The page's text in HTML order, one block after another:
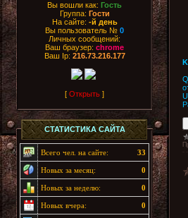
Вы вошли как: Гость
Группа: Гости
На сайте: -й день
Вы пользователь № 0
Личных сообщений:
Ваш браузер: chrome
Ваш Ip: 216.73.216.177
[ Открыть ]
СТАТИСТИКА САЙТА
Всего чел. на сайте: 33
Новых за месяц: 0
Новых за неделю: 0
Новых вчера: 0